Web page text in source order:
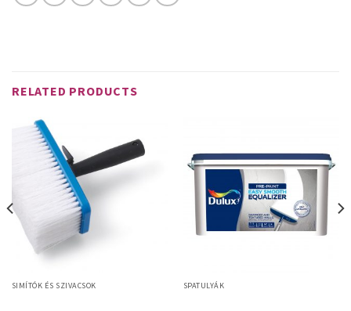
RELATED PRODUCTS
SIMÍTÓK ÉS SZIVACSOK SPATULYÁK